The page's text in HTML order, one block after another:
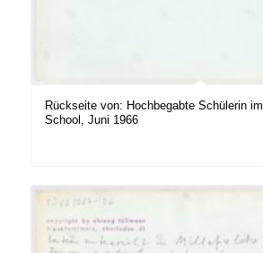
Rückseite von: Hochbegabte Schülerin
School, Juni 1966